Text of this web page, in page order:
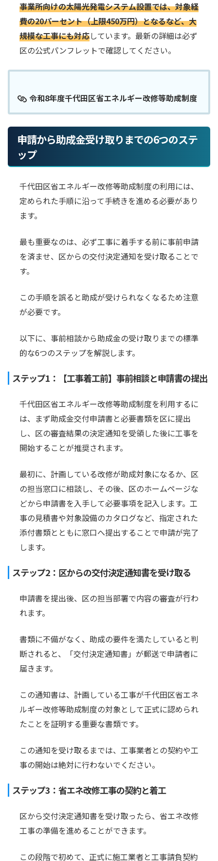
事業所向けの太陽光発電システム設置では、対象経
費の20パーセント（上限450万円）となるなど、大
規模な工事にも対応しています。最新の詳細は必ず
区の公式パンフレットで確認してください。
令和8年度千代田区省エネルギー改修等助成制度
申請から助成金受け取りまでの6つのステ
ップ
千代田区省エネルギー改修等助成制度の利用には、
定められた手順に沿って手続きを進める必要があり
ます。
最も重要なのは、必ず工事に着手する前に事前申請
を済ませ、区からの交付決定通知を受け取ることで
す。
この手順を誤ると助成が受けられなくなるため注意
が必要です。
以下に、事前相談から助成金の受け取りまでの標準
的な6つのステップを解説します。
ステップ1：【工事着工前】事前相談と申請書の提出
千代田区省エネルギー改修等助成制度を利用するに
は、まず助成金交付申請書と必要書類を区に提出
し、区の審査結果の決定通知を受領した後に工事を
開始することが推奨されます。
最初に、計画している改修が助成対象になるか、区
の担当窓口に相談し、その後、区のホームページな
どから申請書を入手して必要事項を記入します。工
事の見積書や対象設備のカタログなど、指定された
添付書類とともに窓口へ提出することで申請が完了
します。
ステップ2：区からの交付決定通知書を受け取る
申請書を提出後、区の担当部署で内容の審査が行わ
れます。
書類に不備がなく、助成の要件を満たしていると判
断されると、「交付決定通知書」が郵送で申請者に
届きます。
この通知書は、計画している工事が千代田区省エネ
ルギー改修等助成制度の対象として正式に認められ
たことを証明する重要な書類です。
この通知を受け取るまでは、工事業者との契約や工
事の開始は絶対に行わないでください。
ステップ3：省エネ改修工事の契約と着工
区から交付決定通知書を受け取ったら、省エネ改修
工事の準備を進めることができます。
この段階で初めて、正式に施工業者と工事請負契約